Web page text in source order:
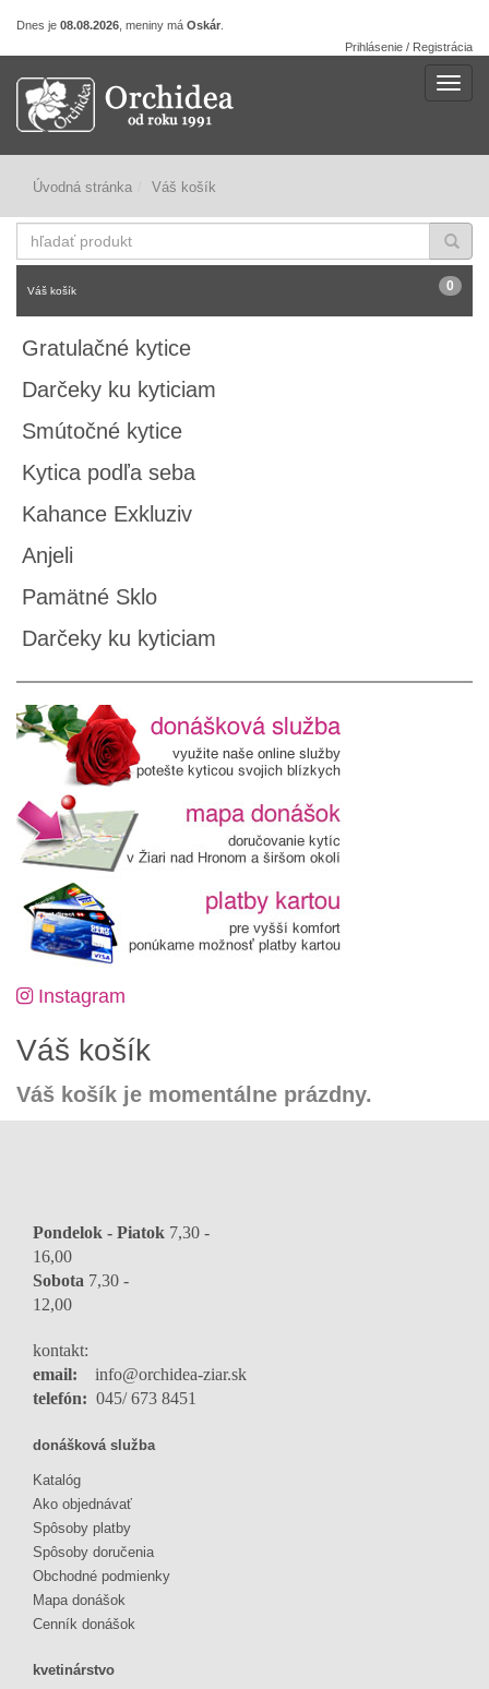
Dnes je 08.08.2026 , meniny má Oskár
Prihlásenie / Registrácia
Úvodná stránka Váš košík
produkt
Váš košík 0
Gratulačné kytice
Darčeky ku kyticiam
Smútočné kytice
Kytica podľa seba
Kahance Exkluziv
Anjeli
Pamätné Sklo
Darčeky ku kyticiam
Instagram
Váš košík
Váš košík je momentálne prázdny.
Pondelok - Piatok 7,30 -
Sobota 7,30 -
12,00
kontakt:
email:
info@orchidea-ziar.sk
telefón: 045/ 673 8451
donášková služba
Katalóg
Ako objednávať
Spôsoby platby
Spôsoby doručenia
Obchodné podmienky
Mapa donášok
Cenník donášok
kvetinárstvo